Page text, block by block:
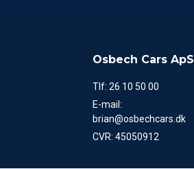
Osbech Cars ApS
Tlf: 26 10 50 00
E-mail:
brian@osbechcars.dk
CVR: 45050912